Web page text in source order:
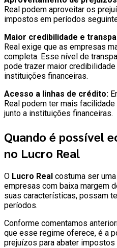
Real podem aproveitar os
impostos em períodos
Maior credibilidade e
Real exige que as empresas
completa. Esse nível de
pode trazer maior
instituições financeiras.
Acesso a linhas de crédito:
Real podem ter mais
junto a instituições financeiras.
Quando é possível
no Lucro Real
O Lucro Real costuma ser
empresas com baixa margem
suas características, possam
períodos.
Conforme comentamos
que esse regime oferece, é a
prejuízos para abater